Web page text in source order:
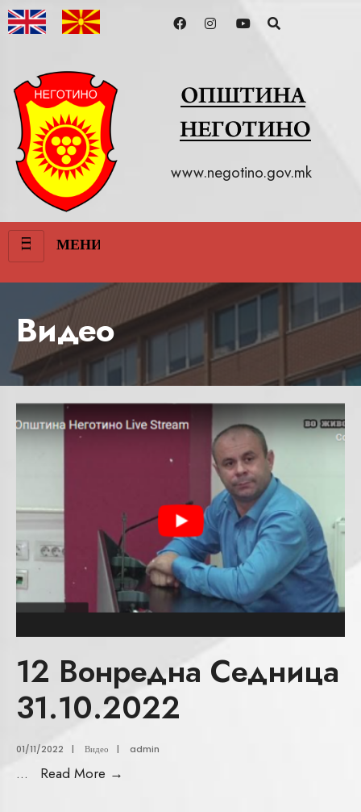
www.negotino.gov.mk
МЕНИ
III
Видео
12 Вонредна Седница
31.10.2022
01/11/2022 | Видео | admin
... Read More →